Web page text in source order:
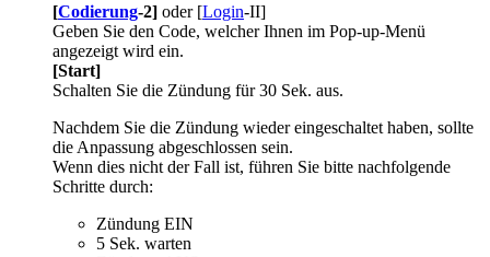
[Codierung-2] oder [Login-II]
Geben Sie den Code, welcher Ihnen im Pop-up-Menü
angezeigt wird ein.
[Start]
Schalten Sie die Zündung für 30 Sek. aus.
Nachdem Sie die Zündung wieder eingeschaltet haben, sollte
die Anpassung abgeschlossen sein.
Wenn dies nicht der Fall ist, führen Sie bitte nachfolgende
Schritte durch:
Zündung EIN
5 Sek. warten